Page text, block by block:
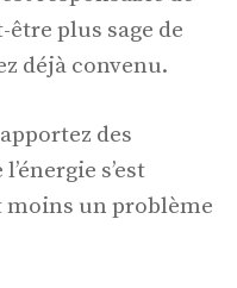
plus sage de
déjà convenu.
des
s’est
moins un problème